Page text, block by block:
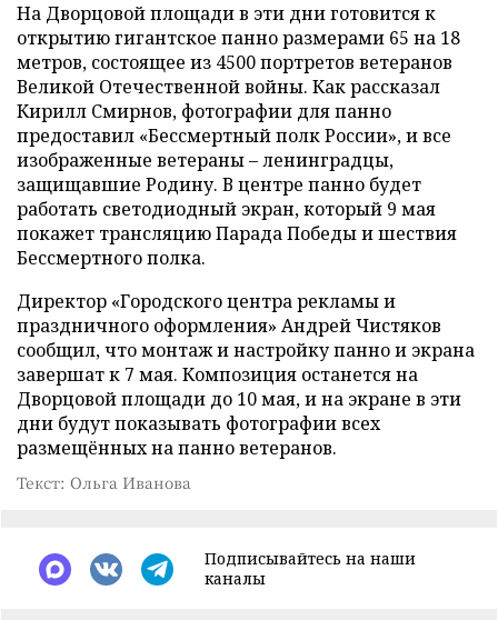
На Дворцовой площади в эти дни готовится к
открытию гигантское панно размерами 65 на 18
метров, состоящее из 4500 портретов ветеранов
Великой Отечественной войны. Как рассказал
Кирилл Смирнов, фотографии для панно
предоставил «Бессмертный полк России», и все
изображенные ветераны – ленинградцы,
защищавшие Родину. В центре панно будет
работать светодиодный экран, который 9 мая
покажет трансляцию Парада Победы и шествия
Бессмертного полка.
Директор «Городского центра рекламы и
праздничного оформления» Андрей Чистяков
сообщил, что монтаж и настройку панно и экрана
завершат к 7 мая. Композиция останется на
Дворцовой площади до 10 мая, и на экране в эти
дни будут показывать фотографии всех
размещённых на панно ветеранов.
Текст: Ольга Иванова
Подписывайтесь на наши
каналы